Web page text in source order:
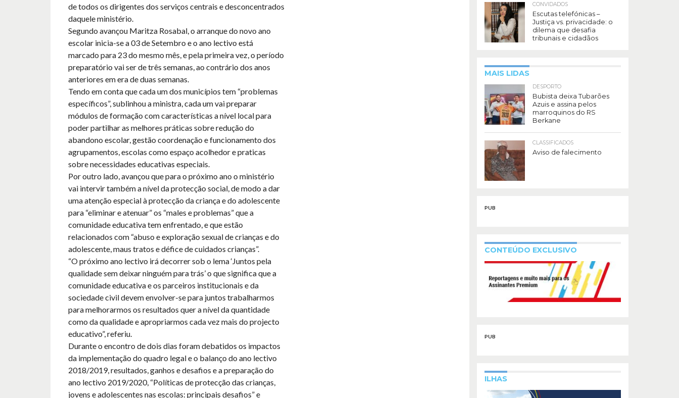
de todos os dirigentes dos serviços centrais e desconcentrados
daquele ministério.
Segundo avançou Maritza Rosabal, o arranque do novo ano
escolar inicia-se a 03 de Setembro e o ano lectivo está
marcado para 23 do mesmo mês, e pela primeira vez, o período
preparatório vai ser de três semanas, ao contrário dos anos
anteriores em era de duas semanas.
Tendo em conta que cada um dos municípios tem “problemas
específicos”, sublinhou a ministra, cada um vai preparar
módulos de formação com características a nível local para
poder partilhar as melhores práticas sobre redução do
abandono escolar, gestão coordenação e funcionamento dos
agrupamentos, escolas como espaço acolhedor e praticas
sobre necessidades educativas especiais.
Por outro lado, avançou que para o próximo ano o ministério
vai intervir também a nível da protecção social, de modo a dar
uma atenção especial à protecção da criança e do adolescente
para “eliminar e atenuar” os “males e problemas” que a
comunidade educativa tem enfrentado, e que estão
relacionados com “abuso e exploração sexual de crianças e do
adolescente, maus tratos e défice de cuidados crianças”.
“O próximo ano lectivo irá decorrer sob o lema ‘Juntos pela
qualidade sem deixar ninguém para trás’ o que significa que a
comunidade educativa e os parceiros institucionais e da
sociedade civil devem envolver-se para juntos trabalharmos
para melhorarmos os resultados quer a nível da quantidade
como da qualidade e apropriarmos cada vez mais do projecto
educativo”, referiu.
Durante o encontro de dois dias foram debatidos os impactos
da implementação do quadro legal e o balanço do ano lectivo
2018/2019, resultados, ganhos e desafios e a preparação do
ano lectivo 2019/2020, “Políticas de protecção das crianças,
jovens e adolescentes nas escolas: principais desafios” e
CONVIDADOS
Escutas telefónicas –
Justiça vs. privacidade: o
dilema que desafia
tribunais e cidadãos
MAIS LIDAS
DESPORTO
Bubista deixa Tubarões
Azuis e assina pelos
marroquinos do RS
Berkane
CLASSIFICADOS
Aviso de falecimento
PUB
CONTEÚDO EXCLUSIVO
PUB
ILHAS